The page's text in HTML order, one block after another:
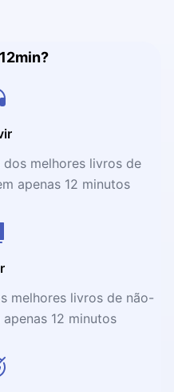
melhores livros de
apenas 12 minutos
melhores livros de não-
12 minutos